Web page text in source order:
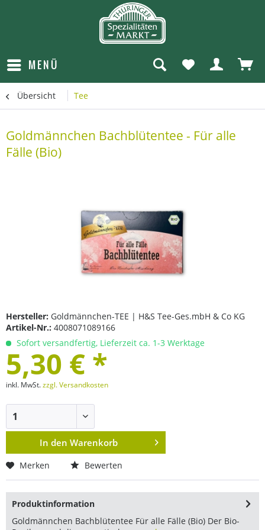
MENÜ
Übersicht Tee
Goldmännchen Bachblütentee - Für alle
Fälle (Bio)
Hersteller: Goldmännchen-TEE | H&S Tee-Ges.mbH & Co KG
Artikel-Nr.: 4008071089166
Sofort versandfertig, Lieferzeit ca. 1-3 Werktage
5,30 € *
inkl. MwSt.zzgl. Versandkosten
In den Warenkorb
Merken Bewerten
Produktinformation
Goldmännchen Bachblütentee Für alle Fälle (Bio) Der Bio-